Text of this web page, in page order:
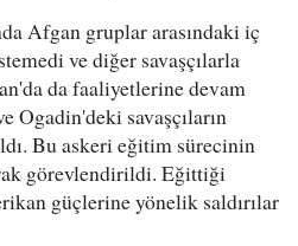
Afgan gruplar arasındaki iç
ve diğer savaşçılarla
da faaliyetlerine devam
Ogadin'deki savaşçıların
Bu askeri eğitim sürecinin
görevlendirildi. Eğittiği
güçlerine yönelik saldırılar